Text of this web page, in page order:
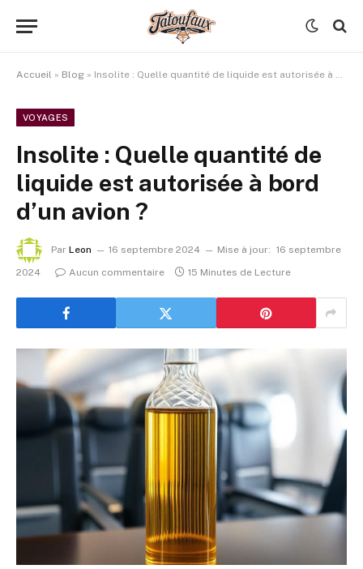
Accueil » Blog » Insolite : Quelle quantité de liquide est autorisée à bord d’un avion ?
VOYAGES
Insolite : Quelle quantité de
liquide est autorisée à bord
d’un avion ?
Par Leon 16 septembre 2024 Mise à jour: 16 septembre
2024
Aucun commentaire 15 Minutes de Lecture